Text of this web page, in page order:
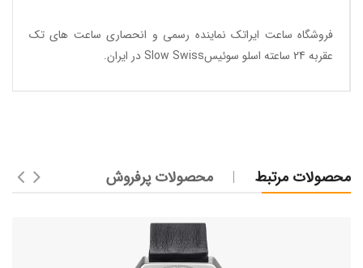
فروشگاه ساعت ایراتک نماینده رسمی و انحصاری ساعت های تک
عقربه 24 ساعته اسلو سوئیسSlow Swiss در ایران
.
محصولات مرتبط محصولات پرفروش